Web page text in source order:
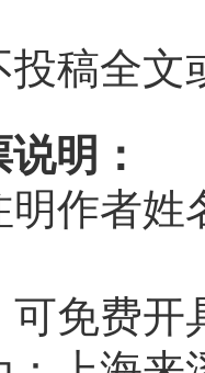
投稿全文
明：
明作者
可免费